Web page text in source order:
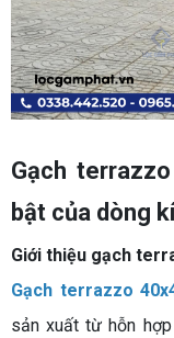
Gạch
bật của dòng
Giới thiệu gạch
Gạch terrazzo
sản xuất từ hỗn